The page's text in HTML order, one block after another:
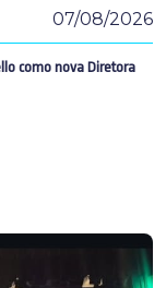
07/08/2026
como nova Diretora